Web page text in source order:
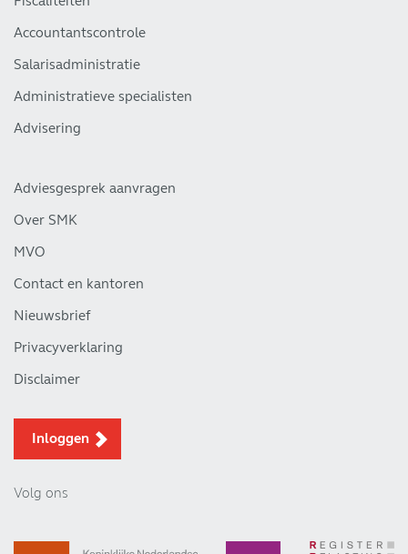
Accountantscontrole
Salarisadministratie
Administratieve specialisten
Advisering
Adviesgesprek aanvragen
Over SMK
MVO
Contact en kantoren
Nieuwsbrief
Privacyverklaring
Disclaimer
Inloggen
Volg ons